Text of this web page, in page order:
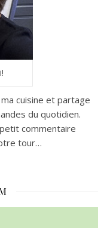
cuisine et partage
du quotidien.
commentaire
tour…